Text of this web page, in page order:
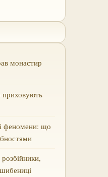
монастир
приховують
феномени: що